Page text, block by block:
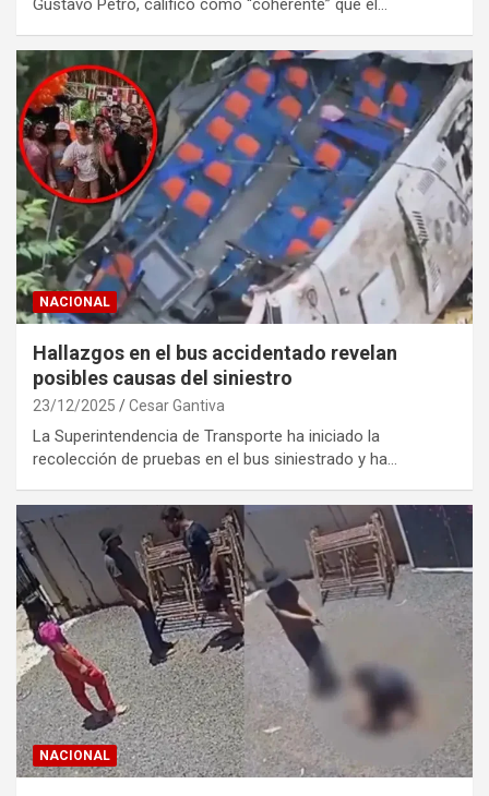
Gustavo Petro, calificó como “coherente” que el…
NACIONAL
Hallazgos en el bus accidentado revelan
posibles causas del siniestro
23/12/2025 Cesar Gantiva
La Superintendencia de Transporte ha iniciado la
recolección de pruebas en el bus siniestrado y ha…
NACIONAL